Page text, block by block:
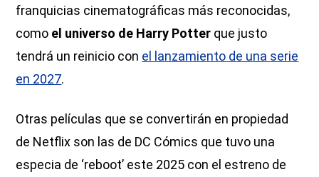
franquicias cinematográficas más reconocidas,
como el universo de Harry Potter que justo
tendrá un reinicio con el lanzamiento de una serie
en 2027.
Otras películas que se convertirán en propiedad
de Netflix son las de DC Cómics que tuvo una
especia de ‘reboot’ este 2025 con el estreno de